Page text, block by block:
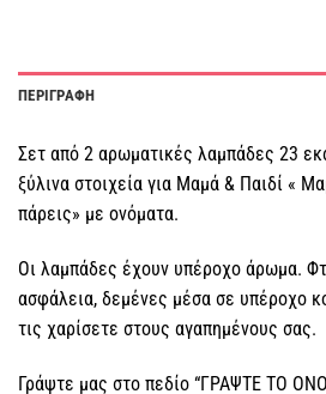
ΠΕΡΙΓΡΑΦΗ
Σετ από 2 αρωματικές λαμπάδες 23
ξύλινα στοιχεία για Μαμά & Παιδί «
πάρεις» με ονόματα.
Οι λαμπάδες έχουν υπέροχο άρωμα.
ασφάλεια, δεμένες μέσα σε υπέροχο
τις χαρίσετε στους αγαπημένους σας.
Γράψτε μας στο πεδίο “ΓΡΑΨΤΕ ΤΟ